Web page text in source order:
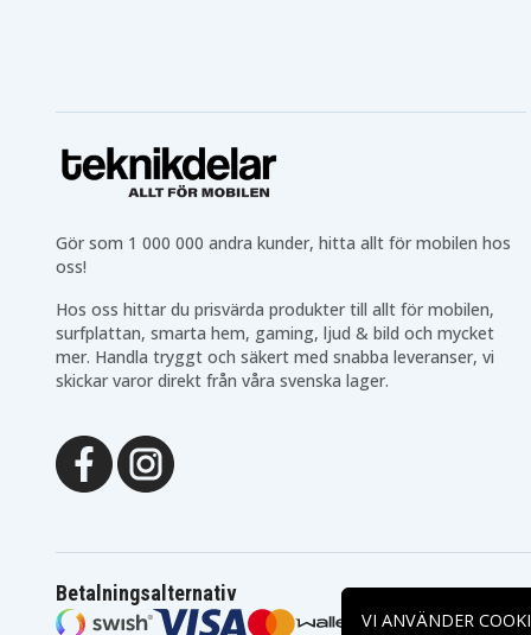
Gör som 1 000 000 andra kunder, hitta allt för mobilen hos
oss!
Hos oss hittar du prisvärda produkter till allt för mobilen,
surfplattan, smarta hem, gaming, ljud & bild och mycket
mer. Handla tryggt och säkert med snabba leveranser, vi
skickar varor direkt från våra svenska lager.
Betalningsalternativ
VI ANVÄNDER